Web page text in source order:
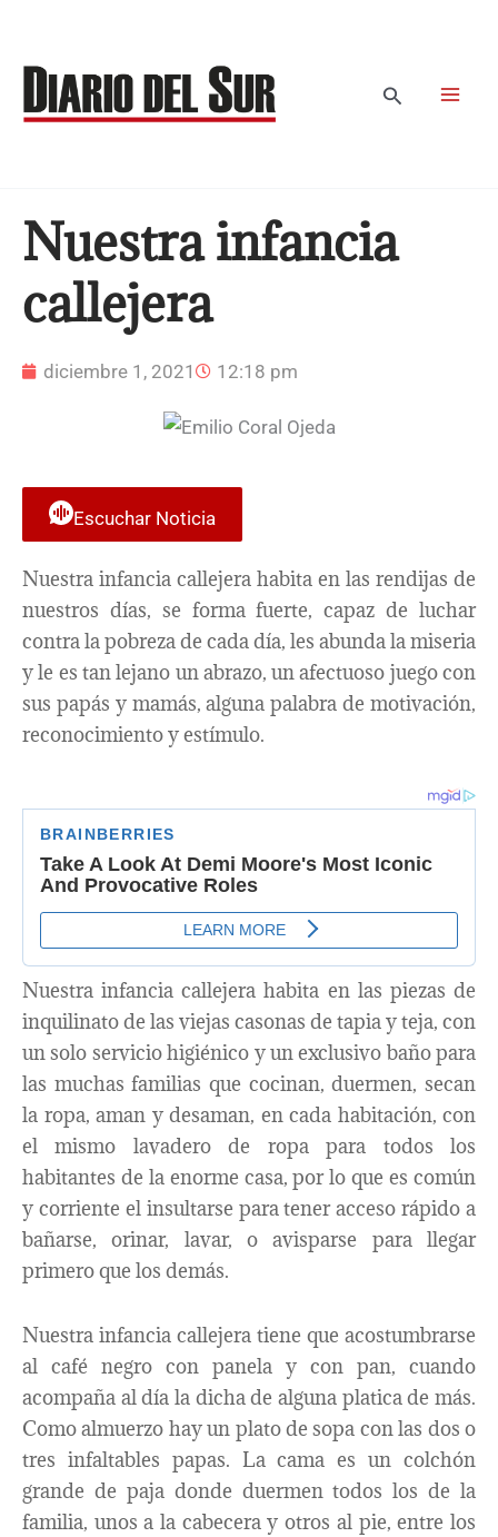
contenido
Buscar
Nuestra infancia
callejera
diciembre 1, 2021 12:18 pm
Escuchar Noticia
Nuestra infancia callejera habita en las rendijas de
nuestros días, se forma fuerte, capaz de luchar
contra la pobreza de cada día, les abunda la miseria
y le es tan lejano un abrazo, un afectuoso juego con
sus papás y mamás, alguna palabra de motivación,
reconocimiento y estímulo.
Nuestra infancia callejera habita en las piezas de
inquilinato de las viejas casonas de tapia y teja, con
un solo servicio higiénico y un exclusivo baño para
las muchas familias que cocinan, duermen, secan
la ropa, aman y desaman, en cada habitación, con
el mismo lavadero de ropa para todos los
habitantes de la enorme casa, por lo que es común
y corriente el insultarse para tener acceso rápido a
bañarse, orinar, lavar, o avisparse para llegar
primero que los demás.
Nuestra infancia callejera tiene que acostumbrarse
al café negro con panela y con pan, cuando
acompaña al día la dicha de alguna platica de más.
Como almuerzo hay un plato de sopa con las dos o
tres infaltables papas. La cama es un colchón
grande de paja donde duermen todos los de la
familia, unos a la cabecera y otros al pie, entre los